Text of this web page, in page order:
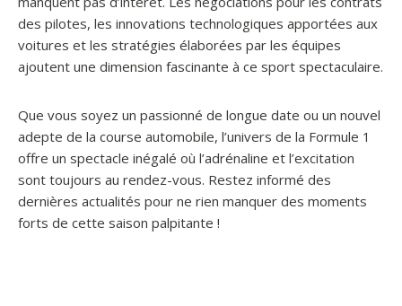
des pilotes, les innovations technologiques apportées aux
voitures et les stratégies élaborées par les équipes
ajoutent une dimension fascinante à ce sport spectaculaire.
Que vous soyez un passionné de longue date ou un nouvel
adepte de la course automobile, l’univers de la Formule 1
offre un spectacle inégalé où l’adrénaline et l’excitation
sont toujours au rendez-vous. Restez informé des
dernières actualités pour ne rien manquer des moments
forts de cette saison palpitante !